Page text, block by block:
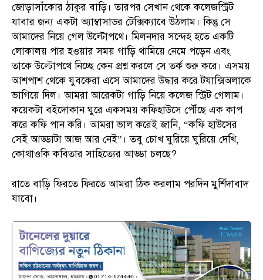
জোড়াসাঁকোর ঠাকুর বাড়ি। তারপর সেখান থেকে কলেজস্ট্রিট
যাবার জন্য একটা অ্যাম্বাসাডর টেক্সিক্যাবে উঠলাম। কিন্তু সে
আমাদের নিয়ে গেল উল্টোপথে। মিলনদার সন্দেহ হতে একটি
লোকালয় পার হওয়ার সময় গাড়ি থামিয়ে নেমে পড়েন এবং
তাকে উল্টোপথে নিচ্ছে কেন প্রশ্ন করলে সে তর্ক শুরু করে। এসময়
আশপাশ থেকে যুবকেরা এসে আমাদের উদ্ধার করে টযাক্সিঅলাকে
ভাগিয়ে দিল। আমরা আরেকটা গাড়ি নিয়ে কলেজ স্ট্রিট গেলাম।
কয়েকটা বইদোকান ঘুরে একসময় কফিহাউসে পৌঁছে এক কাপ
করে কফি পান করি। আমরা ভাল করেই জানি, “কফি হাউসের
সেই আড্ডাটা আজ আর নেই”। তবু চোখ ঘুরিয়ে ঘুরিয়ে দেখি,
কোথাওকি কবিতার সাহিত্যের আড্ডা চলছে?
রাতে বাড়ি ফিরতে ফিরতে আমরা ঠিক করলাম পরদিন মুর্শিদাবাদ
যাবো।